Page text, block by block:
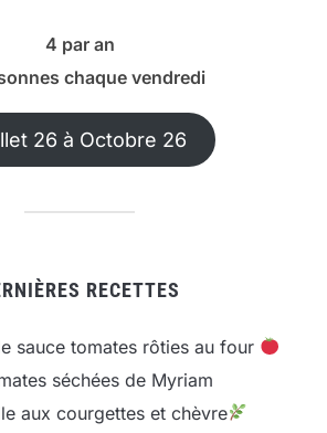
4 par an
chaque vendredi
26 à Octobre 26
RECETTES
sauce tomates rôties au four
séchées de Myriam
aux courgettes et chèvre